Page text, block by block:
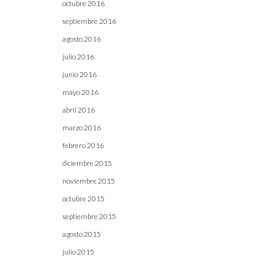
octubre 2016
septiembre 2016
agosto 2016
julio 2016
junio 2016
mayo 2016
abril 2016
marzo 2016
febrero 2016
diciembre 2015
noviembre 2015
octubre 2015
septiembre 2015
agosto 2015
julio 2015